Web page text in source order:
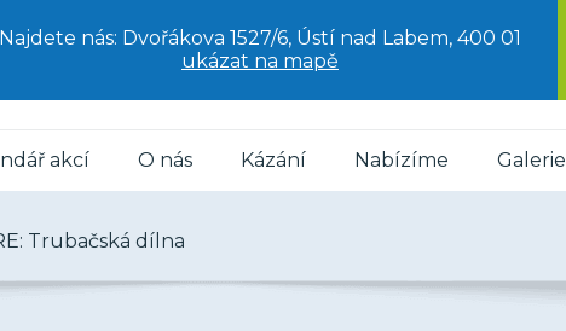
Najdete nás: Dvořákova 1527/6, Ústí nad Labem, 400 01
ukázat na mapě
akcí O nás Kázání Nabízíme Galerie
Trubačská dílna